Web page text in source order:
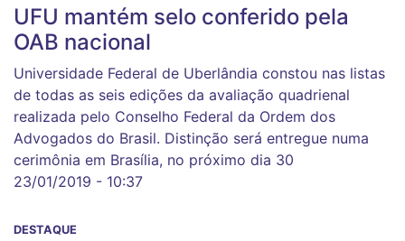
UFU mantém selo conferido pela
OAB nacional
Universidade Federal de Uberlândia constou nas listas
de todas as seis edições da avaliação quadrienal
realizada pelo Conselho Federal da Ordem dos
Advogados do Brasil. Distinção será entregue numa
cerimônia em Brasília, no próximo dia 30
23/01/2019 - 10:37
DESTAQUE